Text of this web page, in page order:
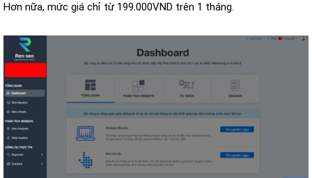
Hơn nữa, mức giá chỉ từ 199.000VND trên 1 tháng.